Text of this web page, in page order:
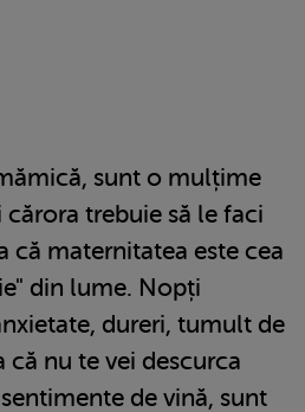
sunt o mulțime
trebuie să le faci
că maternitatea este cea
din lume. Nopți
dureri, tumult de
nu te vei descurca
de vină, sunt